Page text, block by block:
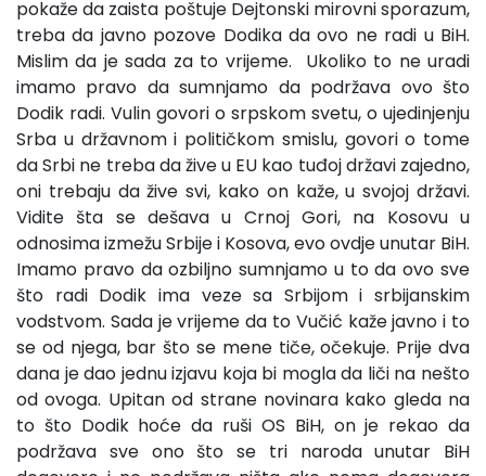
pokaže da zaista poštuje Dejtonski mirovni sporazum,
treba da javno pozove Dodika da ovo ne radi u BiH.
Mislim da je sada za to vrijeme. Ukoliko to ne uradi
imamo pravo da sumnjamo da podržava ovo što
Dodik radi. Vulin govori o srpskom svetu, o ujedinjenju
Srba u državnom i političkom smislu, govori o tome
da Srbi ne treba da žive u EU kao tuđoj državi zajedno,
oni trebaju da žive svi, kako on kaže, u svojoj državi.
Vidite šta se dešava u Crnoj Gori, na Kosovu u
odnosima izmežu Srbije i Kosova, evo ovdje unutar BiH.
Imamo pravo da ozbiljno sumnjamo u to da ovo sve
što radi Dodik ima veze sa Srbijom i srbijanskim
vodstvom. Sada je vrijeme da to Vučić kaže javno i to
se od njega, bar što se mene tiče, očekuje. Prije dva
dana je dao jednu izjavu koja bi mogla da liči na nešto
od ovoga. Upitan od strane novinara kako gleda na
to što Dodik hoće da ruši OS BiH, on je rekao da
podržava sve ono što se tri naroda unutar BiH